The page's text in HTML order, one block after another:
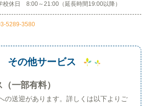
校休日 8:00～21:00（延長時間19:00以降）
5289-3580
その他サービス
一部有料）
の送迎があります。詳しくは以下よりご